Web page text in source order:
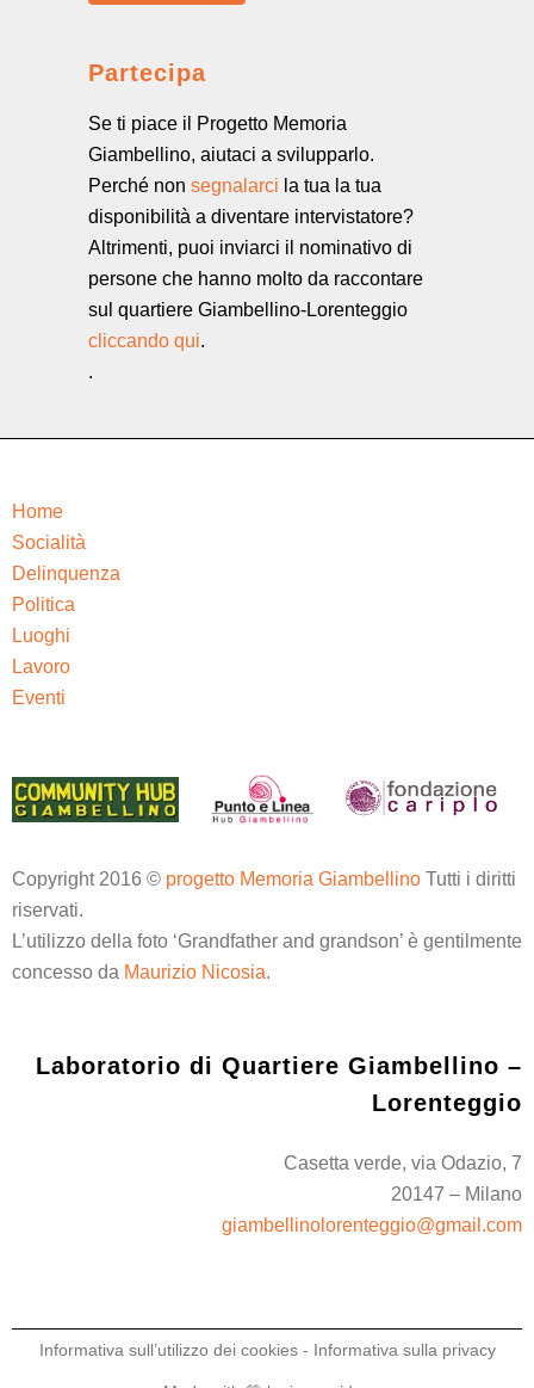
Partecipa
Se ti piace il Progetto Memoria
Giambellino, aiutaci a svilupparlo.
Perché non segnalarci la tua la tua
disponibilità a diventare intervistatore?
Altrimenti, puoi inviarci il nominativo di
persone che hanno molto da raccontare
sul quartiere Giambellino-Lorenteggio
cliccando qui.
.
Home
Socialità
Delinquenza
Politica
Luoghi
Lavoro
Eventi
Copyright 2016 © progetto Memoria Giambellino Tutti i diritti
riservati.
L’utilizzo della foto ‘Grandfather and grandson’ è gentilmente
concesso da Maurizio Nicosia.
Laboratorio di Quartiere Giambellino –
Lorenteggio
Casetta verde, via Odazio, 7
20147 – Milano
giambellinolorenteggio@gmail.com
Informativa sull’utilizzo dei cookies- Informativa sulla privacy